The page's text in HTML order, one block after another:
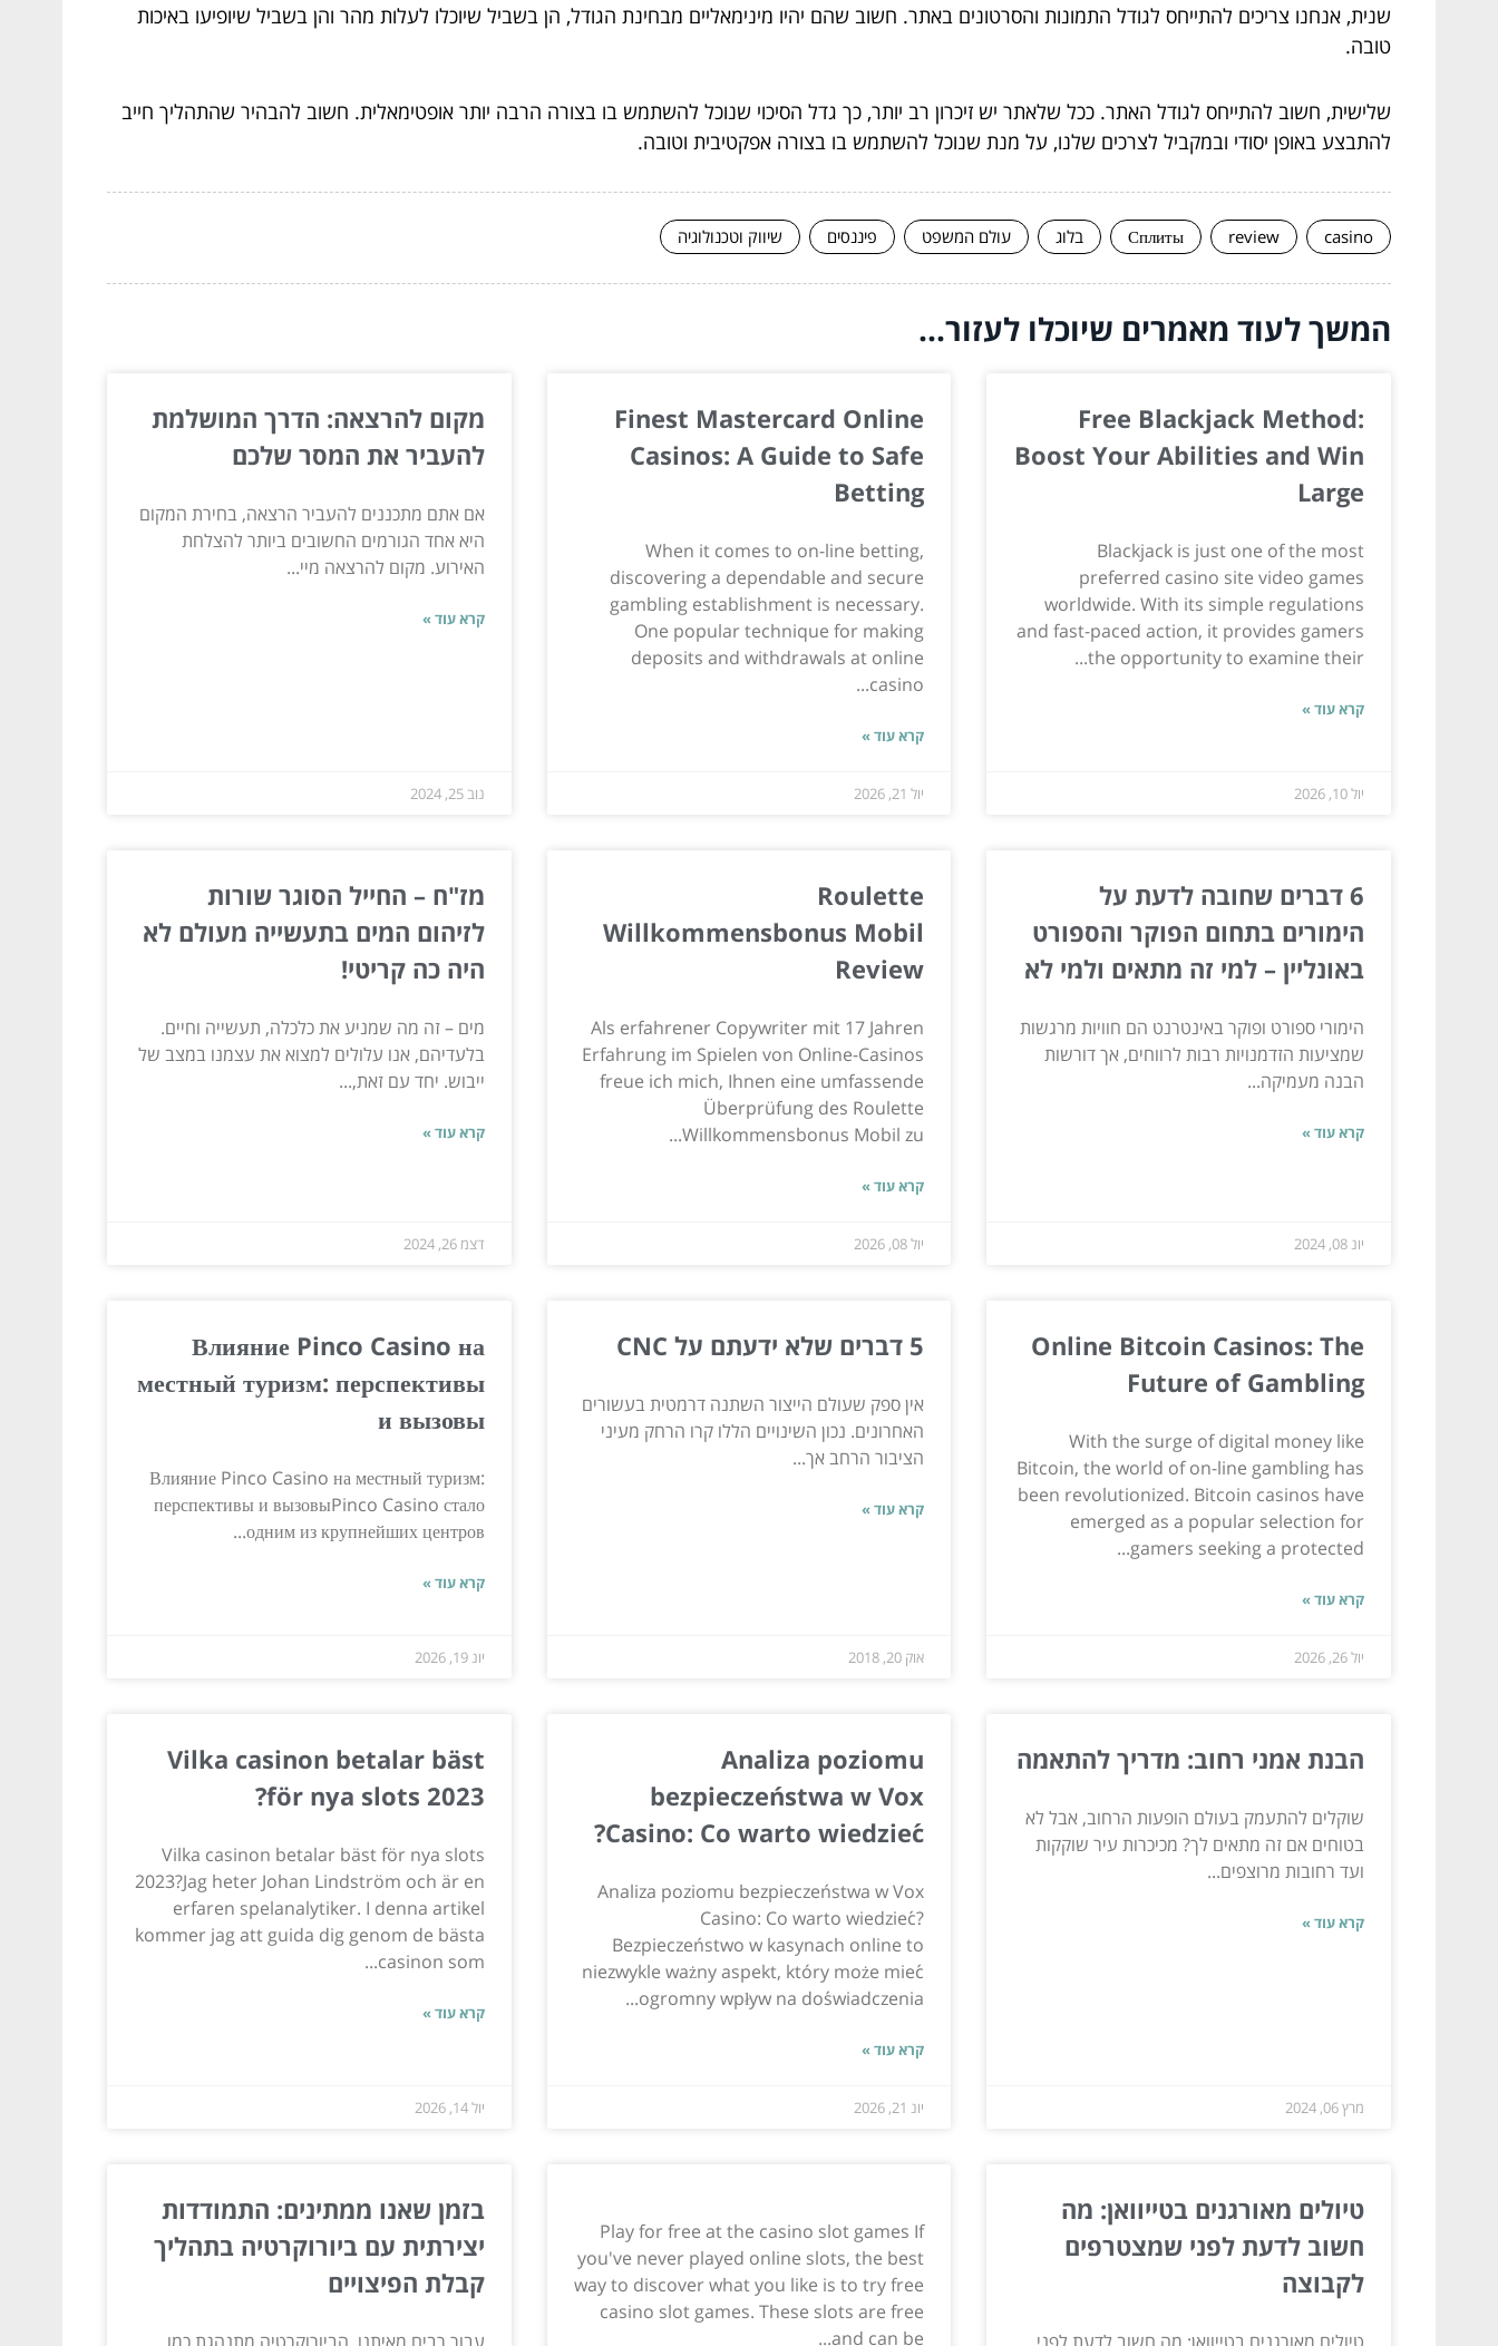
שנית, אנחנו צריכים להתייחס לגודל התמונות והסרטונים באתר. חשוב שהם יהיו מינימאליים מבחינת הגודל, הן בשביל שיוכלו לעלות מהר והן בשביל שיופיעו באיכות
טובה.
שלישית, חשוב להתייחס לגודל האתר. ככל שלאתר יש זיכרון רב יותר, כך גדל הסיכוי שנוכל להשתמש בו בצורה הרבה יותר אופטימאלית. חשוב להבהיר שהתהליך חייב
להתבצע באופן יסודי ובמקביל לצרכים שלנו, על מנת שנוכל להשתמש בו בצורה אפקטיבית וטובה.
casino
review
Сплиты בלוג עולם המשפט פיננסים שיווק וטכנולוגיה
המשך לעוד מאמרים שיוכלו לעזור...
Free Blackjack Method:
Boost Your Abilities and Win
Large
Blackjack is just one of the most
preferred casino site video games
worldwide. With its simple regulations
and fast-paced action, it provides gamers
the opportunity to examine their...
קרא עוד »
יול 10, 2026
Finest Mastercard Online
Casinos: A Guide to Safe
Betting
When it comes to on-line betting,
discovering a dependable and secure
gambling establishment is necessary.
One popular technique for making
deposits and withdrawals at online
casino...
קרא עוד »
יול 21, 2026
מקום להרצאה: הדרך המושלמת
להעביר את המסר שלכם
אם אתם מתכננים להעביר הרצאה, בחירת המקום
היא אחד הגורמים החשובים ביותר להצלחת
האירוע. מקום להרצאה מיי...
קרא עוד »
נוב 25, 2024
6 דברים שחובה לדעת על
הימורים בתחום הפוקר והספורט
באונליין – למי זה מתאים ולמי לא
הימורי ספורט ופוקר באינטרנט הם חוויות מרגשות
שמציעות הזדמנויות רבות לרווחים, אך דורשות
הבנה מעמיקה...
קרא עוד »
יונ 08, 2024
Roulette
Willkommensbonus Mobil
Review
Als erfahrener Copywriter mit 17 Jahren
Erfahrung im Spielen von Online-Casinos
freue ich mich, Ihnen eine umfassende
Überprüfung des Roulette
Willkommensbonus Mobil zu...
קרא עוד »
יול 08, 2026
מז"ח – החייל הסוגר שורות
לזיהום המים בתעשייה מעולם לא
היה כה קריטי!
מים – זה מה שמניע את כלכלה, תעשייה וחיים.
בלעדיהם, אנו עלולים למצוא את עצמנו במצב של
ייבוש. יחד עם זאת,...
קרא עוד »
דצמ 26, 2024
Online Bitcoin Casinos: The
Future of Gambling
With the surge of digital money like
Bitcoin, the world of on-line gambling has
been revolutionized. Bitcoin casinos have
emerged as a popular selection for
gamers seeking a protected...
קרא עוד »
יול 26, 2026
5 דברים שלא ידעתם על CNC
אין ספק שעולם הייצור השתנה דרמטית בעשורים
האחרונים. נכון השינויים הללו קרו הרחק מעיני
הציבור הרחב אך...
קרא עוד »
אוק 20, 2018
Влияние Pinco Casino на
местный туризм: перспективы
и вызовы
Влияние Pinco Casino на местный туризм:
перспективы и вызовыPinco Casino стало
одним из крупнейших центров...
קרא עוד »
יונ 19, 2026
הבנת אמני רחוב: מדריך להתאמה
שוקלים להתעמק בעולם הופעות הרחוב, אבל לא
בטוחים אם זה מתאים לך? מכיכרות עיר שוקקות
ועד רחובות מרוצפים...
קרא עוד »
מרץ 06, 2024
Analiza poziomu
bezpieczeństwa w Vox
Casino: Co warto wiedzieć?
Analiza poziomu bezpieczeństwa w Vox
Casino: Co warto wiedzieć?
Bezpieczeństwo w kasynach online to
niezwykle ważny aspekt, który może mieć
ogromny wpływ na doświadczenia...
קרא עוד »
יונ 21, 2026
Vilka casinon betalar bäst
för nya slots 2023?
Vilka casinon betalar bäst för nya slots
2023?Jag heter Johan Lindström och är en
erfaren spelanalytiker. I denna artikel
kommer jag att guida dig genom de bästa
casinon som...
קרא עוד »
יול 14, 2026
טיולים מאורגנים בטייוואן: מה
חשוב לדעת לפני שמצטרפים
לקבוצה
Play for free at the casino slot games If
you've never played online slots, the best
way to discover what you like is to try free
casino slot games. These slots are free
and can be...
בזמן שאנו ממתינים: התמודדות
יצירתית עם ביורוקרטיה בתהליך
קבלת הפיצויים